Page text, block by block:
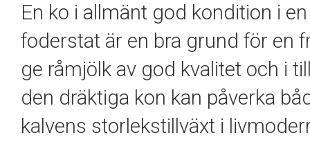
En ko i allmänt god kondition i
foderstat är en bra grund för en
ge råmjölk av god kvalitet och i
den dräktiga kon kan påverka
kalvens storlekstillväxt i